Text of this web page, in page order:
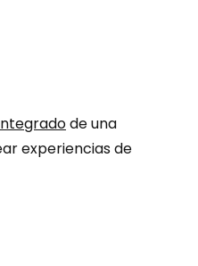
de una
experiencias de